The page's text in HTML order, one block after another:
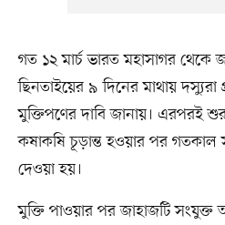
গত ১২ মার্চ ভারত মহাসাগর থেকে
ছিনতাইয়ের ৯ দিনের মাথায়
মুক্তিপণের দাবি জানায়। এরপরই
কষাকষি চূড়ান্ত হওয়ার পর গতকাল
দেওয়া হয়।
মুক্তি পাওয়ার পর জাহাজটি